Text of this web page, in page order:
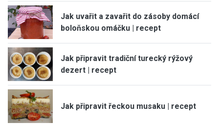
Jak uvařit a zavařit do zásoby domácí
boloňskou omáčku | recept
Jak připravit tradiční turecký rýžový
dezert | recept
Jak připravit řeckou musaku | recept